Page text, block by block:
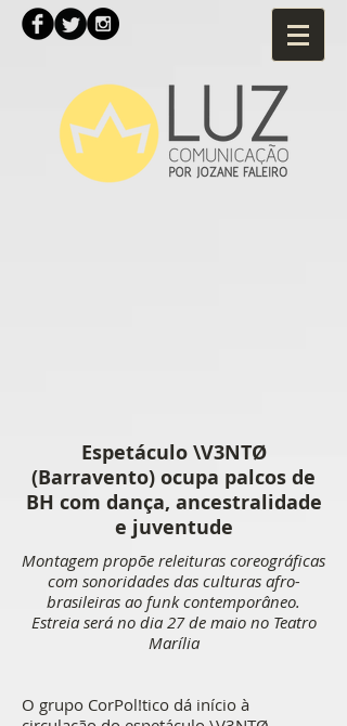
Espetáculo \V3NTØ
(Barravento) ocupa palcos de
BH com dança, ancestralidade
e juventude
Montagem propõe releituras coreográficas
com sonoridades das culturas afro-
brasileiras ao funk contemporâneo.
Estreia será no dia 27 de maio no Teatro
Marília
O grupo CorPol!tico dá início à